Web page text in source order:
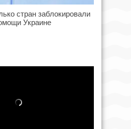
стран заблокировали
Украине